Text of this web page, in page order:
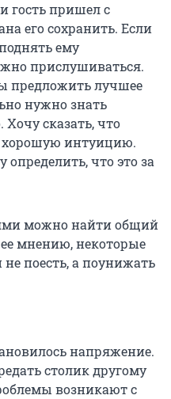
гость пришел с
его сохранить. Если
ему
прислушиваться.
предложить лучшее
нужно знать
сказать, что
интуицию.
что это за
можно найти общий
мнению, некоторые
поесть, а поунижать
напряжение.
столик другому
возникают с